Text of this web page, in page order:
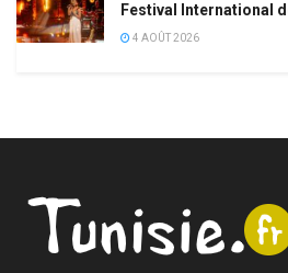
Festival International
4 AOÛT 2026